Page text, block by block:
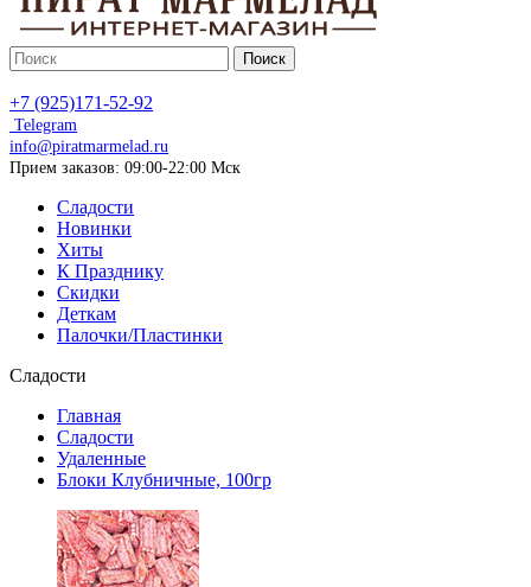
Поиск
+7 (925)171-52-92
Telegram
info@piratmarmelad.ru
Прием заказов: 09:00-22:00 Мск
Сладости
Новинки
Хиты
К Празднику
Скидки
Деткам
Палочки/Пластинки
Сладости
Главная
Сладости
Удаленные
Блоки Клубничные, 100гр